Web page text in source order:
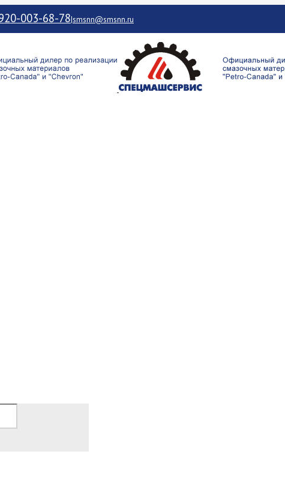
003-68-78|smsnn@smsnn.ru